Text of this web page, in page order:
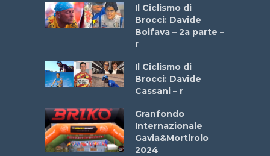
Il Ciclismo di
Brocci: Davide
Boifava – 2a parte –
r
Il Ciclismo di
Brocci: Davide
Cassani – r
Granfondo
Internazionale
Gavia&Mortirolo
2024